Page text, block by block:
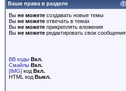
Ваши права в разделе
Вы не можете создавать новые темы
Вы не можете отвечать в темах
Вы не можете прикреплять вложения
Вы не можете редактировать свои сообщения
BB коды Вкл.
Смайлы Вкл.
[IMG] код Вкл.
HTML код Выкл.